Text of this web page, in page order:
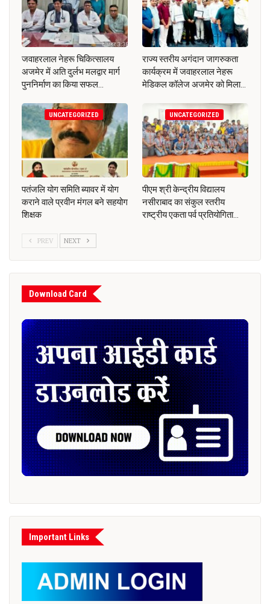
जवाहरलाल नेहरू चिकित्सालय
अजमेर में अति दुर्लभ मलद्वार मार्ग
पुननिर्माण का किया सफल…
राज्य स्तरीय अगंदान जागरुकता
कार्यक्रम में जवाहरलाल नेहरू
मेडिकल कॉलेज अजमेर को मिला…
UNCATEGORIZED
पतंजलि योग समिति ब्यावर में योग
कराने वाले प्रवीन मंगल बने सहयोग
शिक्षक
UNCATEGORIZED
पीएम श्री केन्द्रीय विद्यालय
नसीराबाद का संकुल स्तरीय
राष्ट्रीय एकता पर्व प्रतियोगिता…
PREV NEXT
Download Card
Important Links